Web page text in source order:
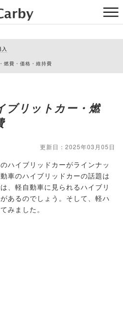
入
燃費・価格・維持費
ブリットカー・燃
更新日：2025年03月05日
ハイブリッドカーがラインナッ
車のハイブリッドカーの話題は
、軽自動車に見られるハイブリ
あるのでしょう。そして、軽ハ
みました。